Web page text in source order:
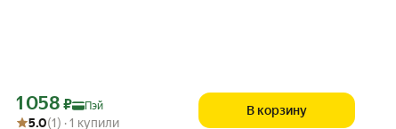
Цена с картой Яндекс Пэй 1058 ₽ вместо
1 058 ₽
Пэй
Рейтинг товара: 5.0 из 5
Оценок: (1) · 1 купили
5.0(1) · 1 купили
В корзину